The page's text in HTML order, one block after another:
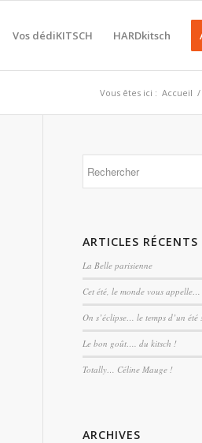
Vos dédiKITSCH HARDkitsch
Vous êtes ici : Accueil /
ARTICLES RÉCENTS
La Belle parisienne
Cet été, le monde vous appelle…
On s’éclipse… le temps d’un été
Le bon goût…. du kitsch !
Totally… Céline Mauge !
ARCHIVES